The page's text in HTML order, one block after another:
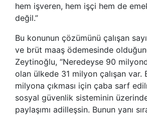
hem işveren, hem işçi hem de
değil.”
Bu konunun çözümünü çalışan
ve brüt maaş ödemesinde
Zeytinoğlu, “Neredeyse 90
olan ülkede 31 milyon çalışan var.
milyona çıkması için çaba sarf
sosyal güvenlik sisteminin
paylaşımı adilleşsin. Bunun yanı